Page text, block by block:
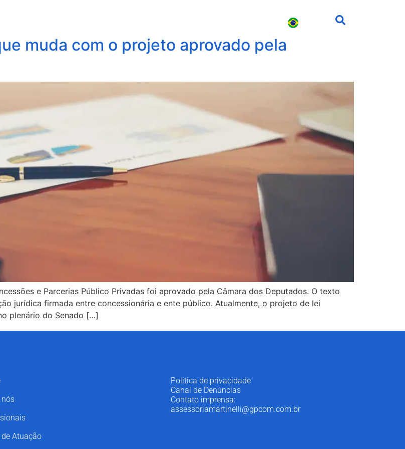
muda com o projeto aprovado pela
e Parcerias Público Privadas foi aprovado pela Câmara dos Deputados. O texto
jurídica firmada entre concessionária e ente público. Atualmente, o projeto de lei
plenário do Senado […]
nós
de Atuação
Politica de privacidade
Canal de Denúncias
Contato imprensa:
assessoriamartinelli@gpcom.com.br